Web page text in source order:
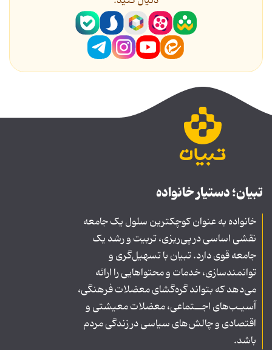
تبیان؛ دستیار خانواده
خانواده به عنوان کوچکترین سلول یک جامعه
نقشی اساسی در پی‌ریزی، تربیت و رشد یک
جامعه قوی دارد. تبیان با تسهیل‌گری و
توانمندسازی، خدمات و محتواهایی را ارائه
می‌دهد که بتواند گره‌گشای معضلات فرهنگی،
آسیـب‌های اجــتماعی، معضلات معیشتی و
اقتصادی و چالش‌های سیاسی در زندگی مردم
باشد.